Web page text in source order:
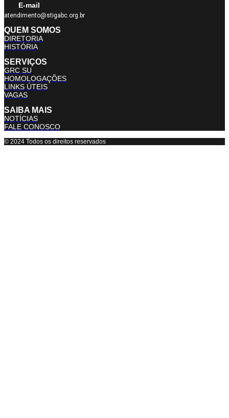
E-mail
atendimento@stigabc.org.br
QUEM SOMOS
DIRETORIA
HISTÓRIA
SERVIÇOS
GRC SU
HOMOLOGAÇÕES
LINKS ÚTEIS
VAGAS
SAIBA MAIS
NOTÍCIAS
FALE CONOSCO
© 2024 Todos os direitos reservados